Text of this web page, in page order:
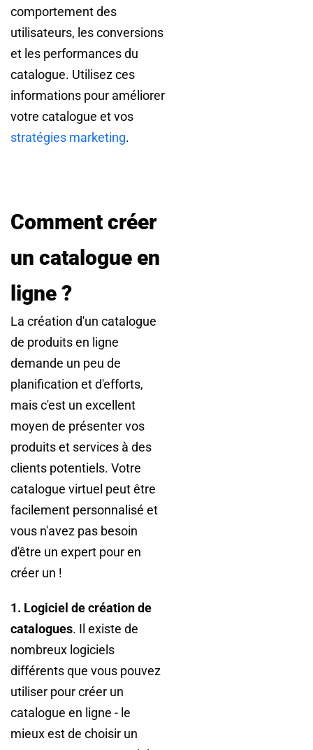
comportement des
utilisateurs, les conversions
et les performances du
catalogue. Utilisez ces
informations pour améliorer
votre catalogue et vos
stratégies marketing.
Comment créer
un catalogue en
ligne ?
La création d'un catalogue
de produits en ligne
demande un peu de
planification et d'efforts,
mais c'est un excellent
moyen de présenter vos
produits et services à des
clients potentiels. Votre
catalogue virtuel peut être
facilement personnalisé et
vous n'avez pas besoin
d'être un expert pour en
créer un !
1. Logiciel de création de
catalogues. Il existe de
nombreux logiciels
différents que vous pouvez
utiliser pour créer un
catalogue en ligne - le
mieux est de choisir un